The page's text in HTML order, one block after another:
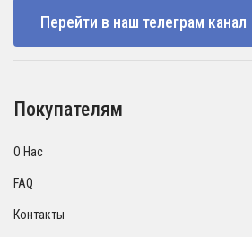
Перейти в наш телеграм канал
Покупателям
О Нас
FAQ
Контакты